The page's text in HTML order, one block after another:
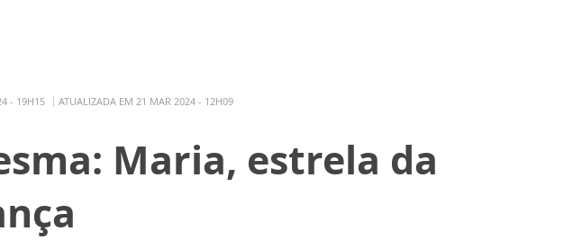
- 19H15 ATUALIZADA EM 21 MAR 2024 - 12H09
Maria, estrela da